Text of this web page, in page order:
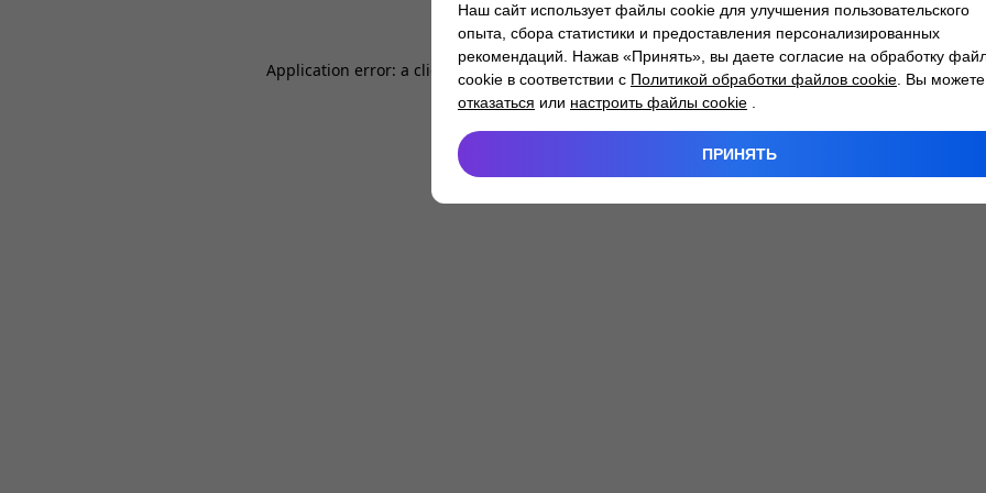
Application error: a client -side exception has occurred while loading atlantm.by (see the
Наш сайт использует файлы cookie для улучшения пользовательского
опыта, сбора статистики и предоставления персонализированных
рекомендаций. Нажав «Принять», вы даете согласие на обработку
cookie в соответствии с Политикой обработки файлов cookie . Вы можете
отказаться или настроить файлы cookie
ПРИНЯТЬ